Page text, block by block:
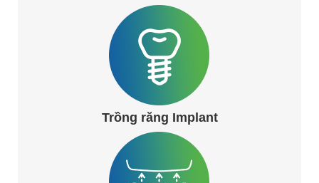
Trồng răng Implant